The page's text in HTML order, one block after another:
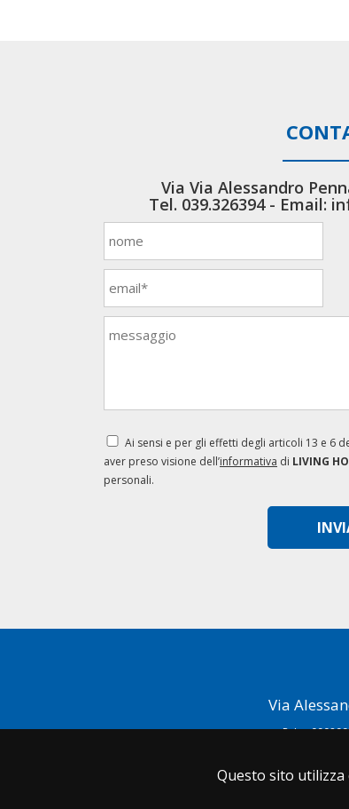
Questo sito utilizza
Via Via Alessandro
Tel. 039.326394- Email:
Ai sensi e per gli effetti degli articoli 13 e 6
aver preso visione dell’informativa di LIVING
personali.
Via
P. Iva